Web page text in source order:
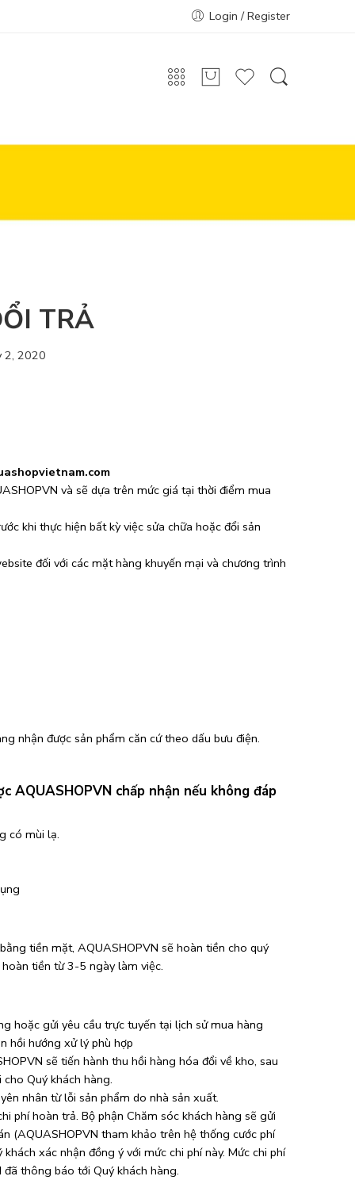
Login / Register
TRẢ
2, 2020
và sẽ dựa trên mức giá tại thời điểm mua
khi thực hiện bất kỳ việc sửa chữa hoặc đổi sản
đối với các mặt hàng khuyến mại và chương trình
nhận được sản phẩm căn cứ theo dấu bưu điện.
AQUASHOPVN chấp nhận nếu không đáp
có mùi lạ.
tiền mặt, AQUASHOPVN sẽ hoàn tiền cho quý
tiền từ 3-5 ngày làm việc.
hoặc gửi yêu cầu trực tuyến tại lịch sử mua hàng
hồi hướng xử lý phù hợp
sẽ tiến hành thu hồi hàng hóa đổi về kho, sau
Quý khách hàng.
nhân từ lỗi sản phẩm do nhà sản xuất.
phí hoàn trả. Bộ phận Chăm sóc khách hàng sẽ gửi
(AQUASHOPVN tham khảo trên hệ thống cước phí
xác nhận đồng ý với mức chi phí này. Mức chi phí
thông báo tới Quý khách hàng.